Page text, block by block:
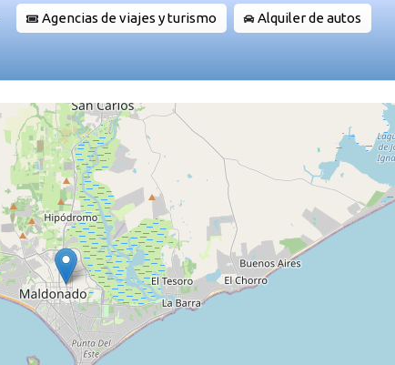
Agencias de viajes y turismo Alquiler de autos